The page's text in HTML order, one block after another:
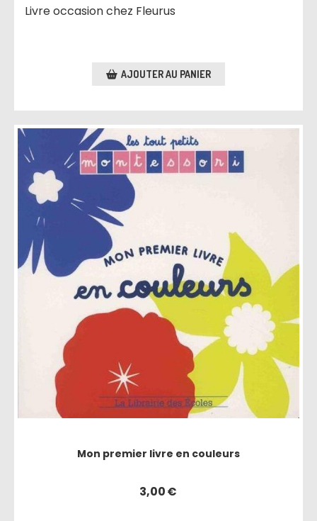
Livre occasion chez Fleurus
AJOUTER AU PANIER
Mon premier livre en couleurs
3,00€